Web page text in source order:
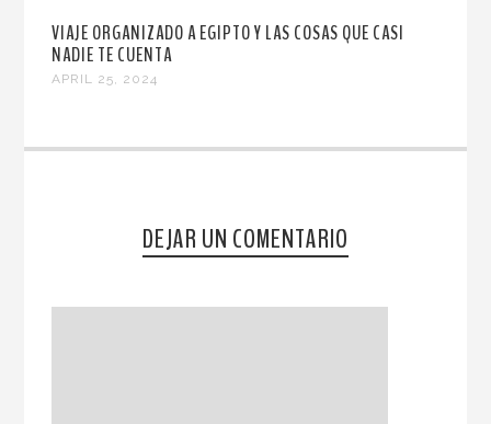
VIAJE ORGANIZADO A EGIPTO Y LAS COSAS QUE CASI
NADIE TE CUENTA
APRIL 25, 2024
DEJAR UN COMENTARIO